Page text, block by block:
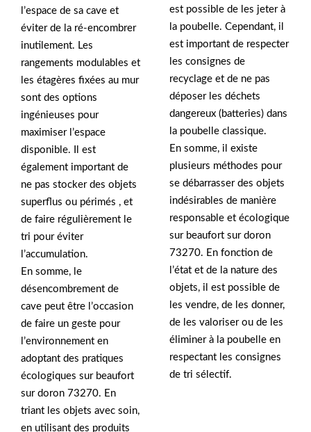
l’espace de sa cave et
éviter de la ré-encombrer
inutilement. Les
rangements modulables et
les étagères fixées au mur
sont des options
ingénieuses pour
maximiser l’espace
disponible. Il est
également important de
ne pas stocker des objets
superflus ou périmés , et
de faire régulièrement le
tri pour éviter
l’accumulation.
En somme, le
désencombrement de
cave peut être l’occasion
de faire un geste pour
l’environnement en
adoptant des pratiques
écologiques sur beaufort
sur doron 73270. En
triant les objets avec soin,
en utilisant des produits
est possible de les jeter à
la poubelle. Cependant, il
est important de respecter
les consignes de
recyclage et de ne pas
déposer les déchets
dangereux (batteries) dans
la poubelle classique.
En somme, il existe
plusieurs méthodes pour
se débarrasser des objets
indésirables de manière
responsable et écologique
sur beaufort sur doron
73270. En fonction de
l’état et de la nature des
objets, il est possible de
les vendre, de les donner,
de les valoriser ou de les
éliminer à la poubelle en
respectant les consignes
de tri sélectif.